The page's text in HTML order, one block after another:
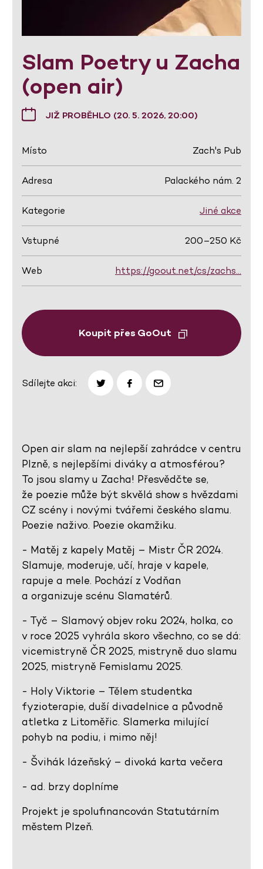
Slam Poetry u Zacha
(open air)
JIŽ PROBĚHLO (20. 5. 2026, 20:00)
Místo Zach's Pub
Adresa Palackého nám. 2
Kategorie Jiné akce
Vstupné 200–250 Kč
Web https://goout.net/cs/zachs…
Koupit přes GoOut
Sdílejte akci:
Open air slam na nejlepší zahrádce v centru
Plzně, s nejlepšími diváky a atmosférou?
To jsou slamy u Zacha! Přesvědčte se,
že poezie může být skvělá show s hvězdami
CZ scény i novými tvářemi českého slamu.
Poezie naživo. Poezie okamžiku.
- Matěj z kapely Matěj – Mistr ČR 2024.
Slamuje, moderuje, učí, hraje v kapele,
rapuje a mele. Pochází z Vodňan
a organizuje scénu Slamatérů.
- Tyč – Slamový objev roku 2024, holka, co
v roce 2025 vyhrála skoro všechno, co se dá:
vicemistryně ČR 2025, mistryně duo slamu
2025, mistryně Femislamu 2025.
- Holy Viktorie – Tělem studentka
fyzioterapie, duší divadelnice a původně
atletka z Litoměřic. Slamerka milující
pohyb na podiu, i mimo něj!
- Švihák lázeňský – divoká karta večera
- ad. brzy doplníme
Projekt je spolufinancován Statutárním
městem Plzeň.